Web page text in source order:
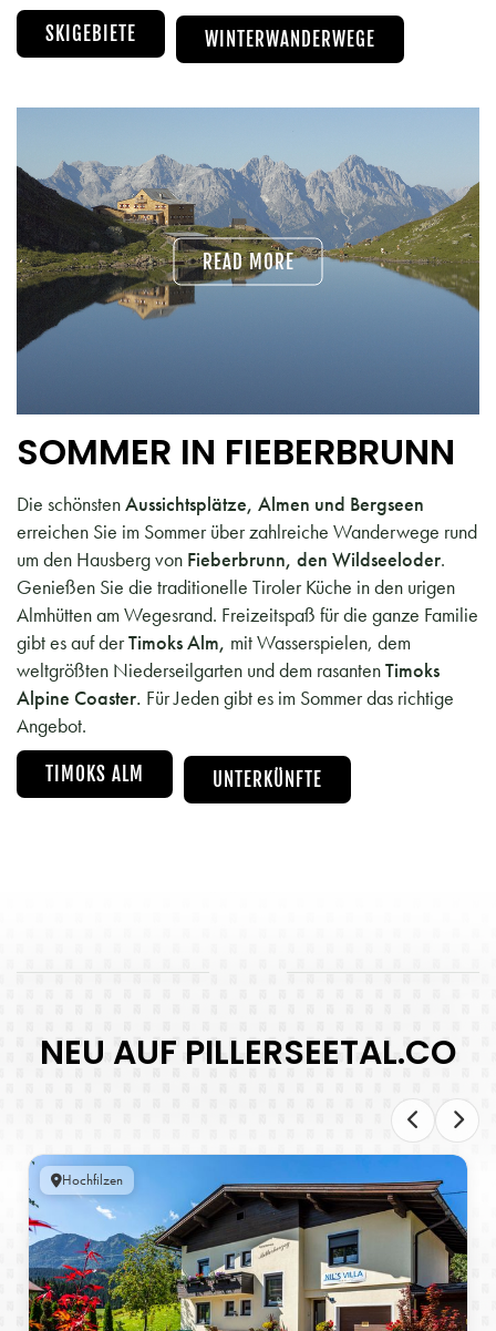
SKIGEBIETE WINTERWANDERWEGE
READ MORE
SOMMER IN FIEBERBRUNN
Die schönstenAussichtsplätze, Almen und Bergseen
erreichen Sie im Sommer über zahlreiche Wanderwege rund
um den Hausberg von Fieberbrunn, den Wildseeloder.
Genießen Sie die traditionelle Tiroler Küche in den urigen
Almhütten am Wegesrand. Freizeitspaß für die ganze Familie
gibt es auf derTimoks Alm, mit Wasserspielen, dem
weltgrößten Niederseilgarten und dem rasantenTimoks
Alpine Coaster. Für Jeden gibt es im Sommer das richtige
Angebot.
TIMOKS ALM UNTERKÜNFTE
NEU AUF PILLERSEETAL.CO
Hochfilzen